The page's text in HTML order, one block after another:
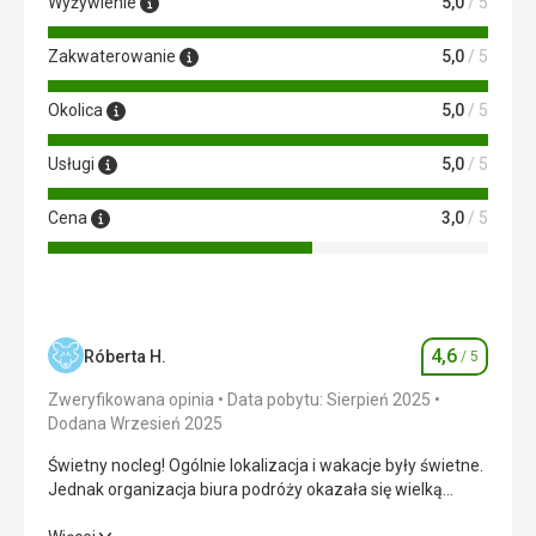
Zakwaterowanie 5,0 / 5
Okolica 5,0 / 5
Usługi 5,0 / 5
Cena 3,0 / 5
Róberta H. Ocena
4,6 / 5
Zweryfikowana opinia
Data pobytu: Sierpień 2025
Dodana Wrzesień 2025
Świetny nocleg! Ogólnie lokalizacja i wakacje były świetne.
Jednak organizacja biura podróży okazała się wielką